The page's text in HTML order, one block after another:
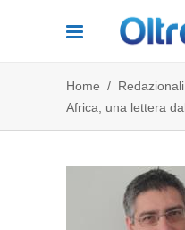
Home / Redazionali
Africa, una lettera